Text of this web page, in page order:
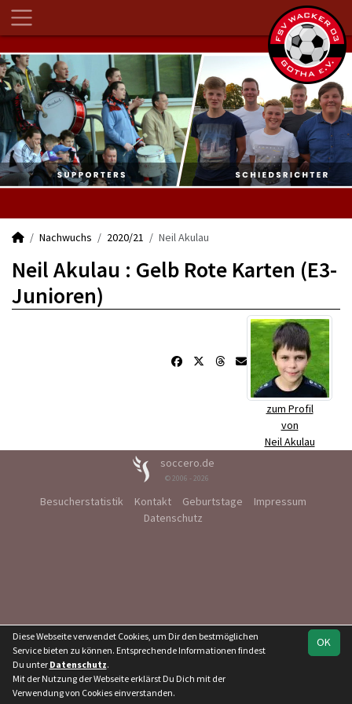
Nachwuchs 2020/21 Neil Akulau
Neil Akulau : Gelb Rote Karten (E3-
Junioren)
zum Profil
von
Neil Akulau
soccero.de
© 2006 - 2026
Besucherstatistik Kontakt Geburtstage
Impressum
Datenschutz
OK
Diese Webseite verwendet Cookies, um Dir den bestmöglichen
Service bieten zu können. Entsprechende Informationen findest
Du unter Datenschutz.
Mit der Nutzung der Webseite erklärst Du Dich mit der
Verwendung von Cookies einverstanden.